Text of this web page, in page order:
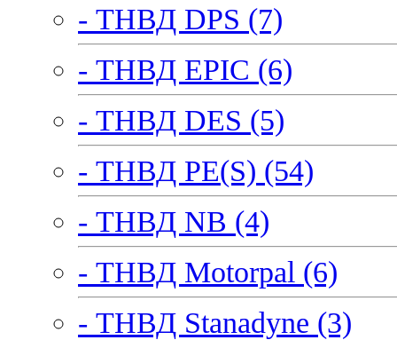
- ТНВД DPS (7)
- ТНВД EPIC (6)
- ТНВД DES (5)
- ТНВД PE(S) (54)
- ТНВД NB (4)
- ТНВД Motorpal (6)
- ТНВД Stanadyne (3)